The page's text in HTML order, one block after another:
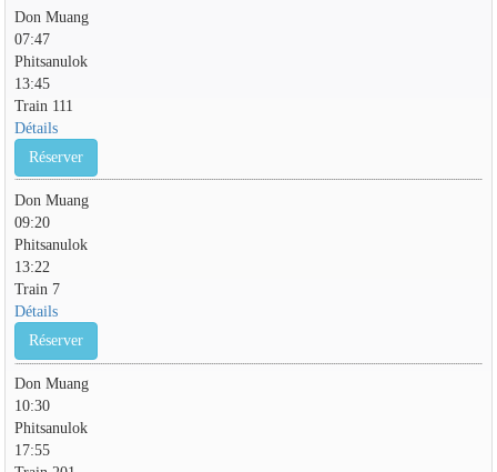
Don Muang
07:47
Phitsanulok
13:45
Train 111
Détails
Réserver
Don Muang
09:20
Phitsanulok
13:22
Train 7
Détails
Réserver
Don Muang
10:30
Phitsanulok
17:55